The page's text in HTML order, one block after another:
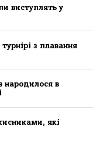
виступлять у
з плавання
народилося в
які